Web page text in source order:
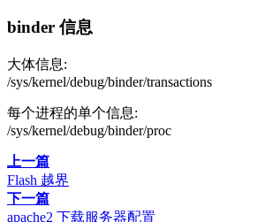
binder 信息
大体信息:
/sys/kernel/debug/binder/transactions
每个进程的单个信息:
/sys/kernel/debug/binder/proc
上一篇
Flash 越界
下一篇
apache2 下载服务器配置